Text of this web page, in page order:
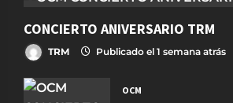
CONCIERTO ANIVERSARIO TRM
TRM Publicado el 1 semana atrás
OCM